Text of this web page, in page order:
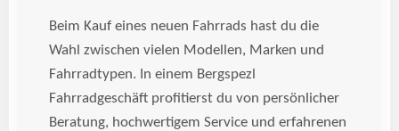
Beim Kauf eines neuen Fahrrads hast du die
Wahl zwischen vielen Modellen, Marken und
Fahrradtypen. In einem Bergspezl
Fahrradgeschäft profitierst du von persönlicher
Beratung, hochwertigem Service und erfahrenen